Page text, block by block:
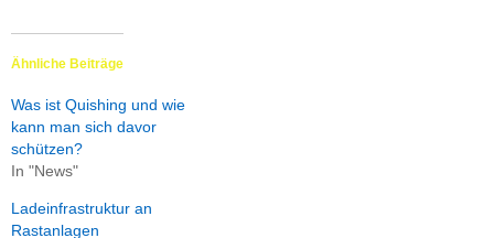
Ähnliche Beiträge
Was ist Quishing und wie
kann man sich davor
schützen?
In "News"
Ladeinfrastruktur an
Rastanlagen